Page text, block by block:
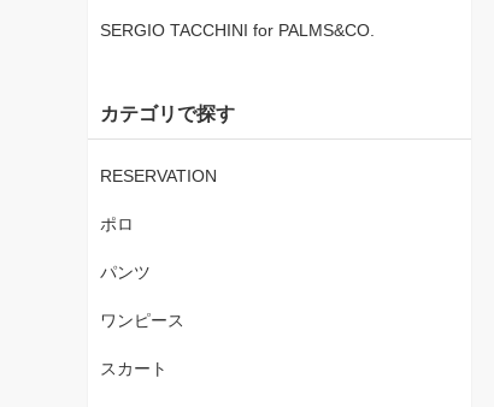
SERGIO TACCHINI for PALMS&CO.
カテゴリで探す
RESERVATION
ポロ
パンツ
ワンピース
スカート